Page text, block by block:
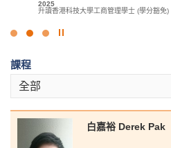
2023
香港浸會大學傳理學學士(榮譽) (公關及廣告)
2025
升讀香港科技大學工商管理學士 (學分豁免)
點
燈
片
課程
全部
白嘉裕 Derek Pak